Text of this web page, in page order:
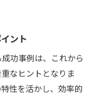
ント
功事例は、これから
なヒントとなりま
性を活かし、効率的